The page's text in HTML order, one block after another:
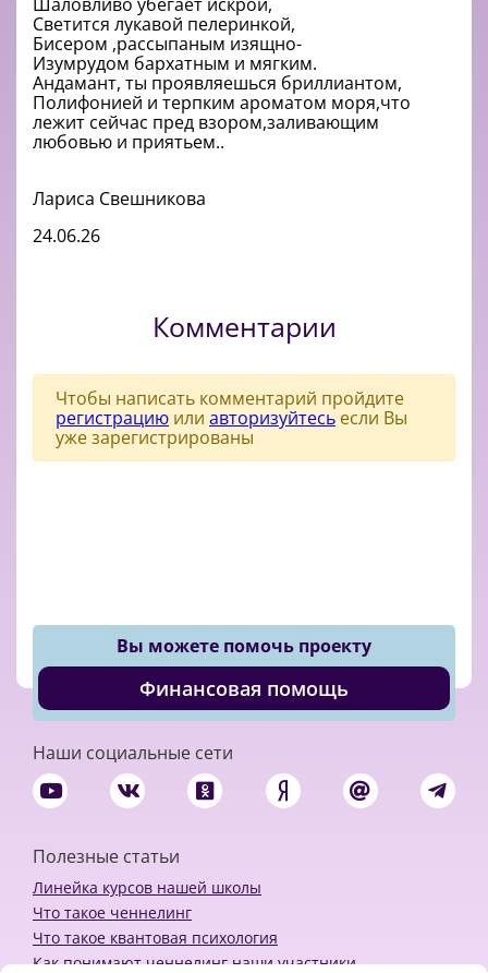
Светится лукавой пелеринкой,
Бисером ,рассыпаным изящно-
Изумрудом бархатным и мягким.
Андамант, ты проявляешься бриллиантом,
Полифонией и терпким ароматом моря,что
лежит сейчас пред взором,заливающим
любовью и приятьем..
Лариса Свешникова
24.06.26
Комментарии
Чтобы написать комментарий пройдите
регистрацию или авторизуйтесь если Вы
уже зарегистрированы
Вы можете помочь проекту
Финансовая помощь
Наши социальные сети
Полезные статьи
Линейка курсов нашей школы
Что такое ченнелинг
Что такое квантовая психология
Как понимают ченнелинг наши участники